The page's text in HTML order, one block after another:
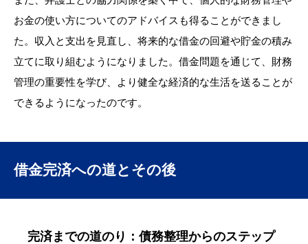
お金の使い方についてのアドバイスも得ることができまし
た。収入と支出を見直し、将来的な借金の回避や貯金の積み
立てに取り組むようになりました。借金問題を通じて、財務
管理の重要性を学び、より健全な経済的な生活を送ることが
できるようになったのです。
借金完済への道とその後
完済までの道のり：債務整理からのステップ